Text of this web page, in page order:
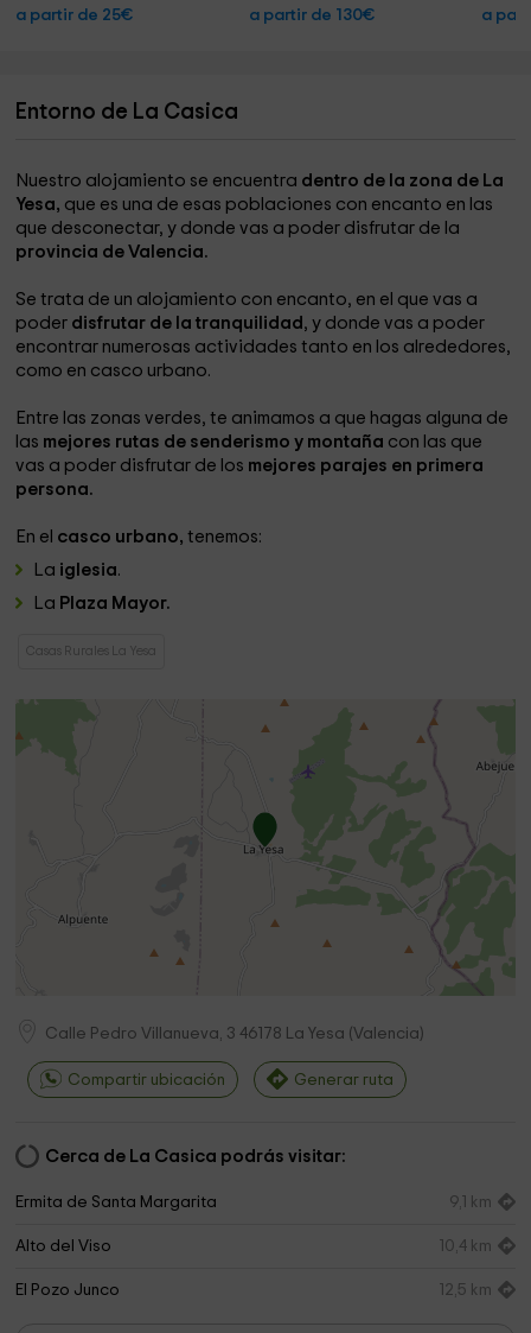
a partir de 25€ a partir de 130€ a
Entorno de La Casica
Nuestro alojamiento se encuentra dentro de la zona de La
Yesa, que es una de esas poblaciones con encanto en las
que desconectar, y donde vas a poder disfrutar de la
provincia de Valencia.
Se trata de un alojamiento con encanto, en el que vas a
poder disfrutar de la tranquilidad , y donde vas a poder
encontrar numerosas actividades tanto en los alrededores,
como en casco urbano.
Entre las zonas verdes, te animamos a que hagas alguna de
las mejores rutas de senderismo y montaña con las que
vas a poder disfrutar de los mejores parajes en primera
persona.
En el casco urbano, tenemos:
La iglesia.
La Plaza Mayor.
Casas Rurales La Yesa
Calle Pedro Villanueva, 3 46178 La Yesa (Valencia)
Compartir ubicación Generar ruta
Cerca de La Casica podrás visitar:
Ermita de Santa Margarita 9,1 km
Alto del Viso 10,4 km
El Pozo Junco 12,5 km